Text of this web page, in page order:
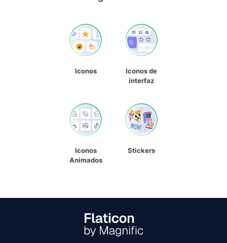
Iconos
Iconos de
interfaz
Iconos
Animados
Stickers